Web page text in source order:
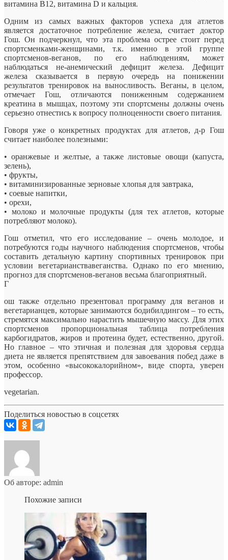
витамина В12, витамина D и кальция.
Одним из самых важных факторов успеха для атлетов
является достаточное потребление железа, считает доктор
Гош. Он подчеркнул, что эта проблема острее стоит перед
спортсменками-женщинами, т.к. именно в этой группе
спортсменов-веганов, по его наблюдениям, может
наблюдаться не-анемический дефицит железа. Дефицит
железа сказывается в первую очередь на понижении
результатов тренировок на выносливость. Веганы, в целом,
отмечает Гош, отличаются пониженным содержанием
креатина в мышцах, поэтому эти спортсмены должны очень
серьезно отнестись к вопросу полноценности своего питания.
Говоря уже о конкретных продуктах для атлетов, д-р Гош
считает наиболее полезными:
• оранжевые и желтые, а также листовые овощи (капуста,
зелень),
• фрукты,
• витаминизированные зерновые хлопья для завтрака,
• соевые напитки,
• орехи,
• молоко и молочные продукты (для тех атлетов, которые
потребляют молоко).
Гош отметил, что его исследование – очень молодое, и
потребуются годы научного наблюдения спортсменов, чтобы
составить детальную картину спортивных тренировок при
условии вегетарианствавеганства. Однако по его мнению,
прогноз для спортсменов-веганов весьма благоприятный.
Г
ош также отдельно презентовал программу для веганов и
вегетарианцев, которые занимаются бодибилдингом – то есть,
стремятся максимально нарастить мышечную массу. Для этих
спортсменов пропорциональная таблица потребления
карбогидратов, жиров и протеина будет, естественно, другой.
Но главное – что этичная и полезная для здоровья сердца
диета не является препятствием для завоевания побед даже в
этом, особенно «высококалорийном», виде спорта, уверен
профессор.
vegetarian.
Поделиться новостью в соцсетях
Об авторе: admin
Похожие записи